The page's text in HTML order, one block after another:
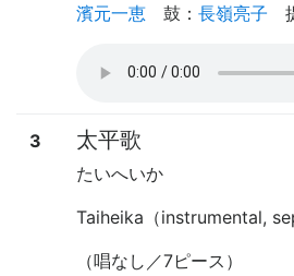
濱元一恵
鼓 ： 長嶺亮子
3 太平歌
たいへいか
Taiheika（instrumental,
（唱なし／7ピース）